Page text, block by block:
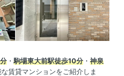
・ 駒場東大前駅徒歩10分 ・ 神泉
な賃貸マンションをご紹介しま